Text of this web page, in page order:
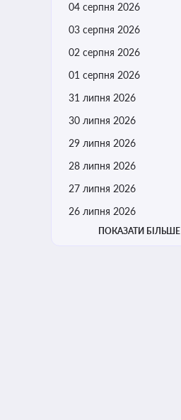
04 серпня 2026
03 серпня 2026
02 серпня 2026
01 серпня 2026
31 липня 2026
30 липня 2026
29 липня 2026
28 липня 2026
27 липня 2026
26 липня 2026
ПОКАЗАТИ БІЛЬШЕ